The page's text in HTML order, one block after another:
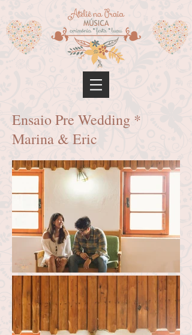
Ensaio Pre Wedding *
Marina & Eric